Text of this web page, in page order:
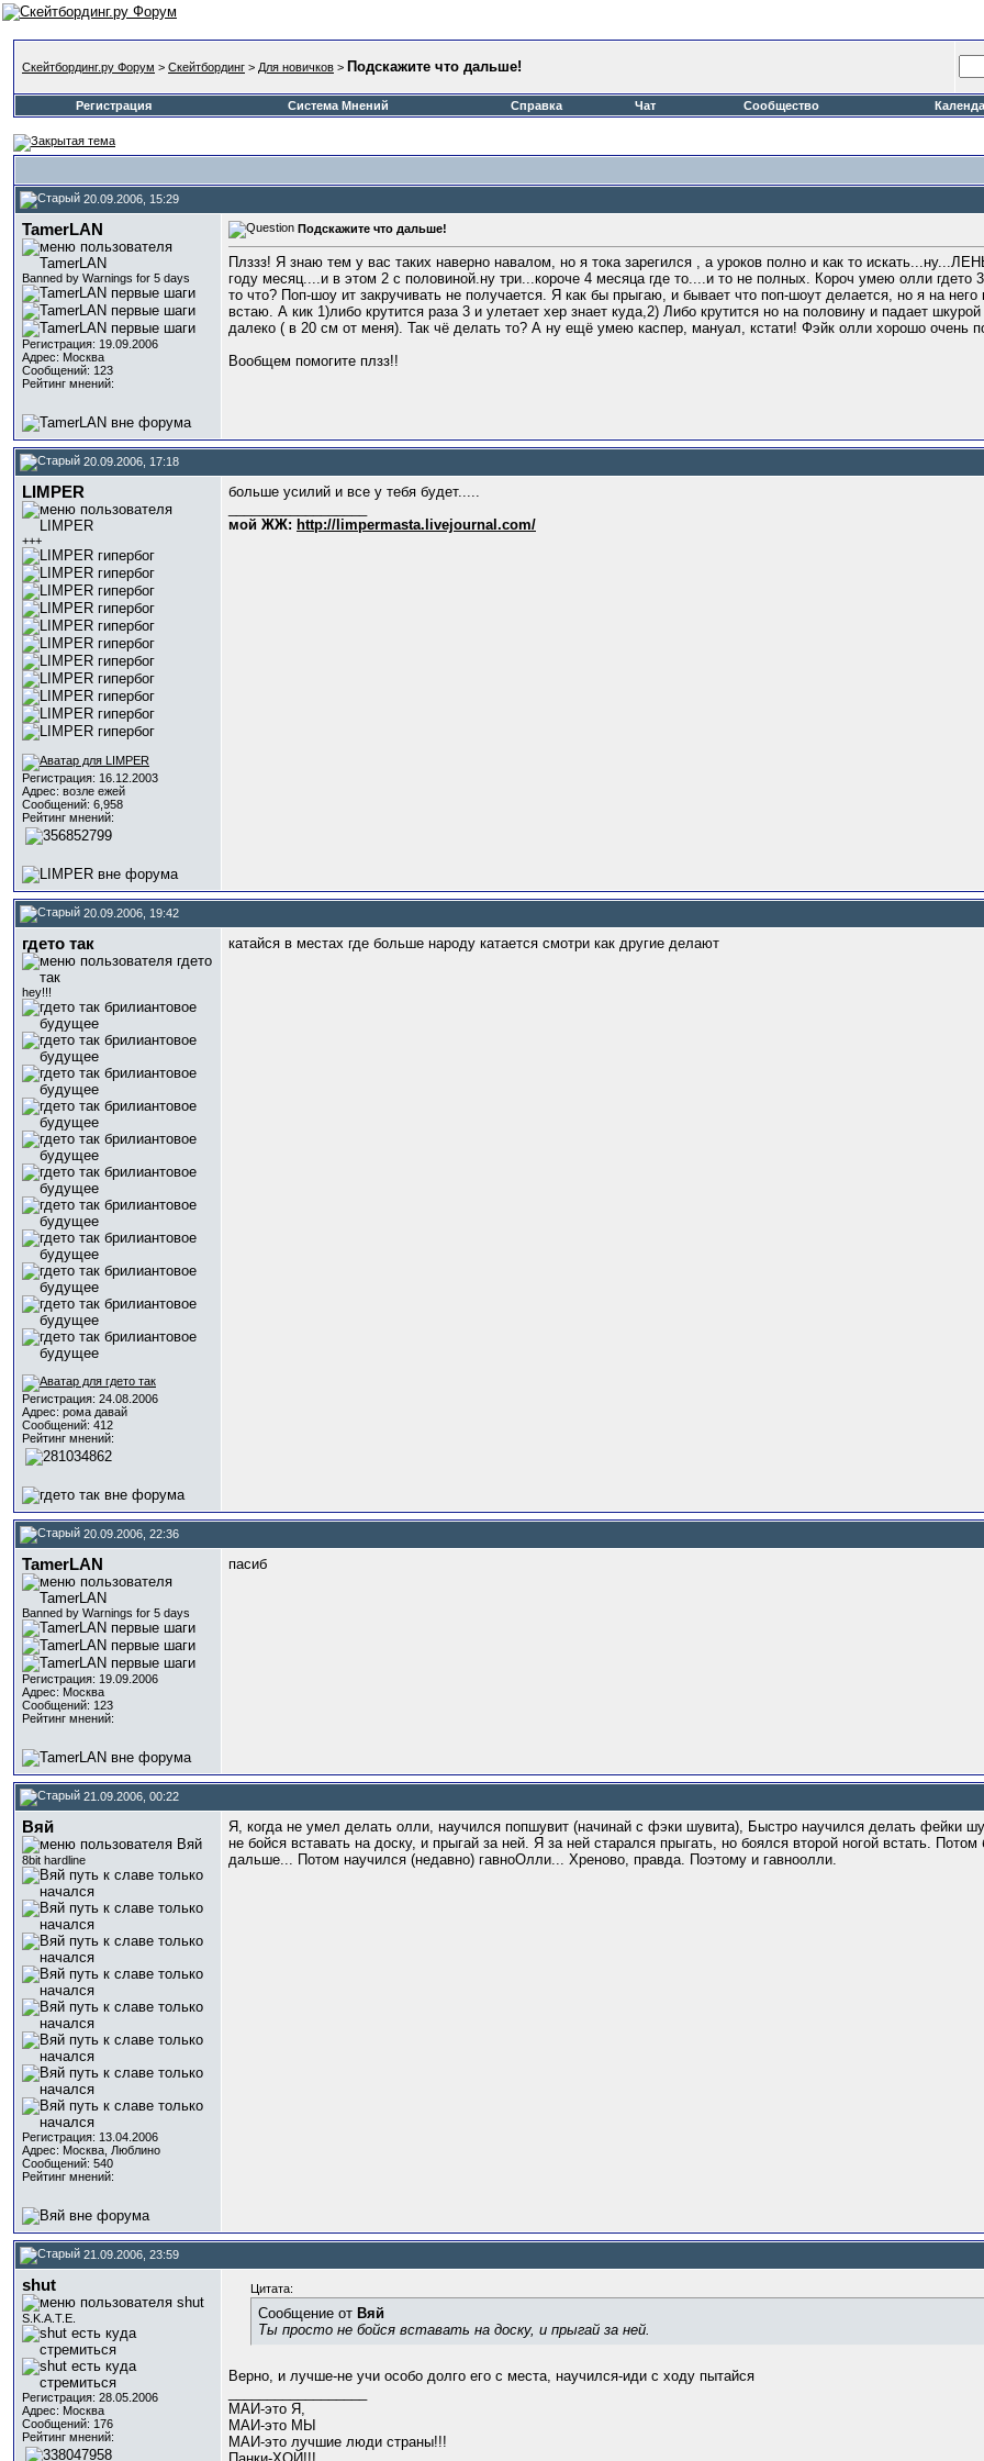
Скейтбординг.ру Форум > Скейтбординг > Для новичков > Подскажите что дальше!
Регистрация Система Мнений Справка Чат Сообщество
20.09.2006, 15:29
TamerLAN
Banned by Warnings for 5 days
Регистрация: 19.09.2006
Адрес: Москва
Сообщений: 123
Рейтинг мнений:
Подскажите что дальше!
Плззз! Я знаю тем у вас таких наверно навалом, но я тока зарегился , а уроков полно и как то
году месяц....и в этом 2 с половиной.ну три...короче 4 месяца где то....и то не полных. Короч умею олли
то что? Поп-шоу ит закручивать не получается. Я как бы прыгаю, и бывает что поп-шоут делается, но я на
встаю. А кик 1)либо крутится раза 3 и улетает хер знает куда,2) Либо крутится но на половину и падает
далеко ( в 20 см от меня). Так чё делать то? А ну ещё умею каспер, мануал, кстати! Фэйк олли хорошо очень
Вообщем помогите плзз!!
20.09.2006, 17:18
LIMPER
+++
Регистрация: 16.12.2003
Адрес: возле ежей
Сообщений: 6,958
Рейтинг мнений:
больше усилий и все у тебя будет.....
мой ЖЖ: http://limpermasta.livejournal.com/
20.09.2006, 19:42
гдето так
hey!!!
Регистрация: 24.08.2006
Адрес: рома давай
Сообщений: 412
Рейтинг мнений:
катайся в местах где больше народу катается смотри как другие делают
20.09.2006, 22:36
TamerLAN
Banned by Warnings for 5 days
Регистрация: 19.09.2006
Адрес: Москва
Сообщений: 123
Рейтинг мнений:
пасиб
21.09.2006, 00:22
Вяй
8bit hardline
Регистрация: 13.04.2006
Адрес: Москва, Люблино
Сообщений: 540
Рейтинг мнений:
Я, когда не умел делать олли, научился попшувит (начинай с фэки шувита), Быстро научился делать фейки
не бойся вставать на доску, и прыгай за ней. Я за ней старался прыгать, но боялся второй ногой встать.
дальше... Потом научился (недавно) гавноОлли... Хреново, правда. Поэтому и гавноолли.
21.09.2006, 23:59
shut
S.K.A.T.E.
Регистрация: 28.05.2006
Адрес: Москва
Сообщений: 176
Рейтинг мнений:
Цитата:
Сообщение от Вяй
Ты просто не бойся вставать на доску, и прыгай за ней.
Верно, и лучше-не учи особо долго его с места, научился-иди с ходу пытайся
МАИ-это Я,
МАИ-это МЫ
МАИ-это лучшие люди страны!!!